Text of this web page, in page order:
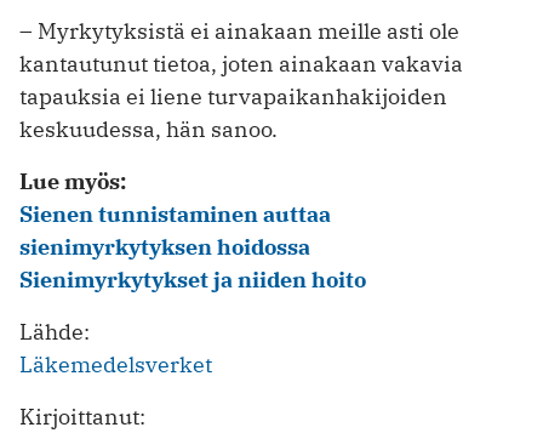
– Myrkytyksistä ei ainakaan meille asti ole
kantautunut tietoa, joten ainakaan vakavia
tapauksia ei liene turvapaikanhakijoiden
keskuudessa, hän sanoo.
Lue myös:
Sienen tunnistaminen auttaa
sienimyrkytyksen hoidossa
Sienimyrkytykset ja niiden hoito
Lähde:
Läkemedelsverket
Kirjoittanut: